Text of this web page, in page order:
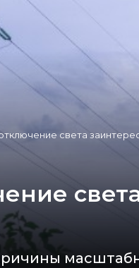
света